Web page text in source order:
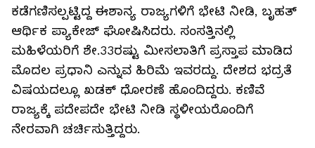
ಕಡೆಗಣಿಸಲ್ಪಟ್ಟಿದ್ದ ಈಶಾನ್ಯ ರಾಜ್ಯಗಳಿಗೆ ಭೇಟಿ ನೀಡಿ, ಬೃಹತ್
ಆರ್ಥಿಕ ಪ್ಯಾಕೇಜ್ ಘೋಷಿಸಿದರು. ಸಂಸತ್ತಿನಲ್ಲಿ
ಮಹಿಳೆಯರಿಗೆ ಶೇ.33ರಷ್ಟು ಮೀಸಲಾತಿಗೆ ಪ್ರಸ್ತಾಪ ಮಾಡಿದ
ಮೊದಲ ಪ್ರಧಾನಿ ಎನ್ನುವ ಹಿರಿಮೆ ಇವರದ್ದು. ದೇಶದ ಭದ್ರತೆ
ವಿಷಯದಲ್ಲೂ ಖಡಕ್ ಧೋರಣೆ ಹೊಂದಿದ್ದರು. ಕಣಿವೆ
ರಾಜ್ಯಕ್ಕೆ ಪದೇಪದೇ ಭೇಟಿ ನೀಡಿ ಸ್ಥಳೀಯರೊಂದಿಗೆ
ನೇರವಾಗಿ ಚರ್ಚಿಸುತ್ತಿದ್ದರು.